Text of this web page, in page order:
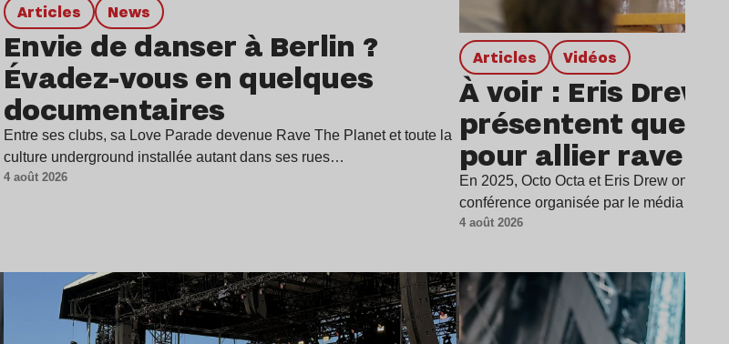
Articles news
Envie de danser à Berlin ?
Évadez-vous en quelques
documentaires
Entre ses clubs, sa Love Parade devenue Rave The Planet et toute la
culture underground installée autant dans ses rues…
4 août 2026
Articles Vidéos
À voir : Eris Drew
présentent
pour allier rave et
écrans
En 2025, Octo Octa et Eris Drew ont été
conférence organisée par le média
4 août 2026
Lire l’article Lire l’article